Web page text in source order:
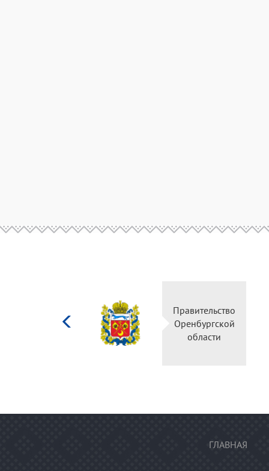
Правительство
Оренбургской
области
ГЛАВНАЯ